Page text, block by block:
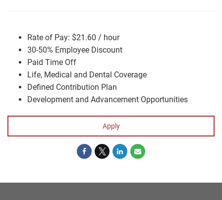
Rate of Pay: $21.60 / hour
30-50% Employee Discount
Paid Time Off
Life, Medical and Dental Coverage
Defined Contribution Plan
Development and Advancement Opportunities
Apply